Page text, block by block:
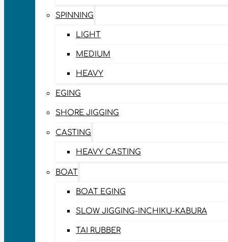
SPINNING
LIGHT
MEDIUM
HEAVY
EGING
SHORE JIGGING
CASTING
HEAVY CASTING
BOAT
BOAT EGING
SLOW JIGGING-INCHIKU-KABURA
TAI RUBBER